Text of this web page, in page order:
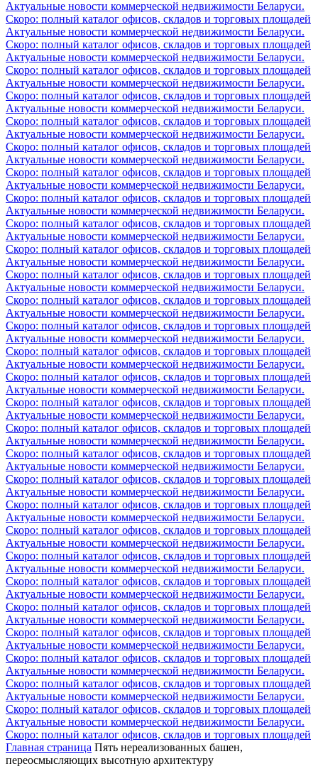
Актуальные новости коммерческой недвижимости Беларуси.
Скоро: полный каталог офисов, складов и торговых площадей
Актуальные новости коммерческой недвижимости Беларуси.
Скоро: полный каталог офисов, складов и торговых площадей
Актуальные новости коммерческой недвижимости Беларуси.
Скоро: полный каталог офисов, складов и торговых площадей
Актуальные новости коммерческой недвижимости Беларуси.
Скоро: полный каталог офисов, складов и торговых площадей
Актуальные новости коммерческой недвижимости Беларуси.
Скоро: полный каталог офисов, складов и торговых площадей
Актуальные новости коммерческой недвижимости Беларуси.
Скоро: полный каталог офисов, складов и торговых площадей
Актуальные новости коммерческой недвижимости Беларуси.
Скоро: полный каталог офисов, складов и торговых площадей
Актуальные новости коммерческой недвижимости Беларуси.
Скоро: полный каталог офисов, складов и торговых площадей
Актуальные новости коммерческой недвижимости Беларуси.
Скоро: полный каталог офисов, складов и торговых площадей
Актуальные новости коммерческой недвижимости Беларуси.
Скоро: полный каталог офисов, складов и торговых площадей
Актуальные новости коммерческой недвижимости Беларуси.
Скоро: полный каталог офисов, складов и торговых площадей
Актуальные новости коммерческой недвижимости Беларуси.
Скоро: полный каталог офисов, складов и торговых площадей
Актуальные новости коммерческой недвижимости Беларуси.
Скоро: полный каталог офисов, складов и торговых площадей
Актуальные новости коммерческой недвижимости Беларуси.
Скоро: полный каталог офисов, складов и торговых площадей
Актуальные новости коммерческой недвижимости Беларуси.
Скоро: полный каталог офисов, складов и торговых площадей
Актуальные новости коммерческой недвижимости Беларуси.
Скоро: полный каталог офисов, складов и торговых площадей
Актуальные новости коммерческой недвижимости Беларуси.
Скоро: полный каталог офисов, складов и торговых площадей
Актуальные новости коммерческой недвижимости Беларуси.
Скоро: полный каталог офисов, складов и торговых площадей
Актуальные новости коммерческой недвижимости Беларуси.
Скоро: полный каталог офисов, складов и торговых площадей
Актуальные новости коммерческой недвижимости Беларуси.
Скоро: полный каталог офисов, складов и торговых площадей
Актуальные новости коммерческой недвижимости Беларуси.
Скоро: полный каталог офисов, складов и торговых площадей
Актуальные новости коммерческой недвижимости Беларуси.
Скоро: полный каталог офисов, складов и торговых площадей
Актуальные новости коммерческой недвижимости Беларуси.
Скоро: полный каталог офисов, складов и торговых площадей
Актуальные новости коммерческой недвижимости Беларуси.
Скоро: полный каталог офисов, складов и торговых площадей
Актуальные новости коммерческой недвижимости Беларуси.
Скоро: полный каталог офисов, складов и торговых площадей
Актуальные новости коммерческой недвижимости Беларуси.
Скоро: полный каталог офисов, складов и торговых площадей
Актуальные новости коммерческой недвижимости Беларуси.
Скоро: полный каталог офисов, складов и торговых площадей
Актуальные новости коммерческой недвижимости Беларуси.
Скоро: полный каталог офисов, складов и торговых площадей
Актуальные новости коммерческой недвижимости Беларуси.
Скоро: полный каталог офисов, складов и торговых площадей
Главная страница Пять нереализованных башен,
переосмысляющих высотную архитектуру